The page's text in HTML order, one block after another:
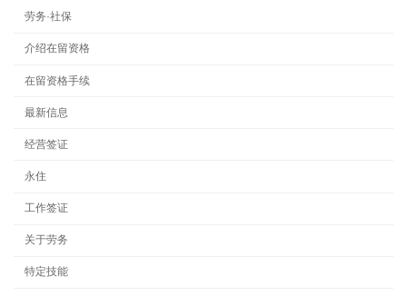
劳务·社保
介绍在留资格
在留资格手续
最新信息
经营签证
永住
工作签证
关于劳务
特定技能